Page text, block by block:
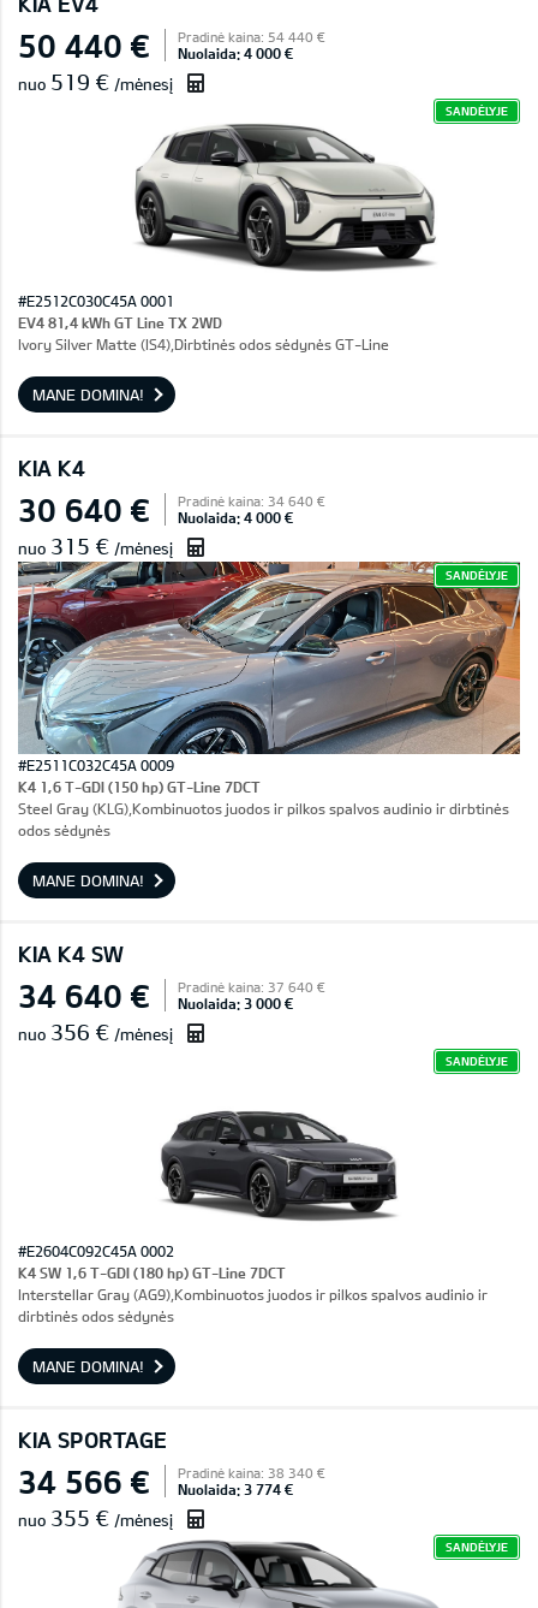
50 440 € Pradinė kaina: 54 440 €
Nuolaida: 4 000 €
nuo 519 € /mėnesį
SANDĖLYJE
#E2512C030C45A 0001
EV4 81,4 kWh GT Line TX 2WD
Ivory Silver Matte (IS4),Dirbtinės odos sėdynės GT-Line
MANE DOMINA!
KIA K4
30 640 € Pradinė kaina: 34 640 €
Nuolaida: 4 000 €
nuo 315 € /mėnesį
SANDĖLYJE
#E2511C032C45A 0009
K4 1,6 T-GDI (150 hp) GT-Line 7DCT
Steel Gray (KLG),Kombinuotos juodos ir pilkos spalvos audinio ir dirbtinės
odos sėdynės
MANE DOMINA!
KIA K4 SW
34 640 € Pradinė kaina: 37 640 €
Nuolaida: 3 000 €
nuo 356 € /mėnesį
SANDĖLYJE
#E2604C092C45A 0002
K4 SW 1,6 T-GDI (180 hp) GT-Line 7DCT
Interstellar Gray (AG9),Kombinuotos juodos ir pilkos spalvos audinio ir
dirbtinės odos sėdynės
MANE DOMINA!
KIA SPORTAGE
34 566 € Pradinė kaina: 38 340 €
Nuolaida: 3 774 €
nuo 355 € /mėnesį
SANDĖLYJE